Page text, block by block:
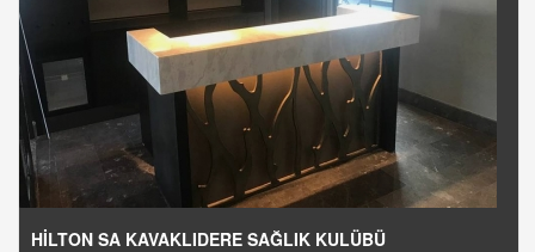
HİLTON SA KAVAKLIDERE SAĞLIK KULÜBÜ